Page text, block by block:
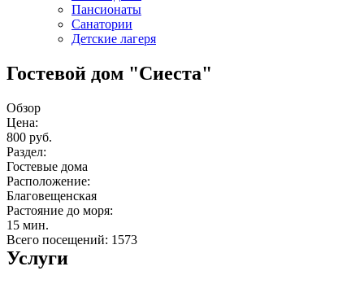
Пансионаты
Санатории
Детские лагеря
Гостевой дом "Сиеста"
Обзор
Цена:
800 руб.
Раздел:
Гостевые дома
Расположение:
Благовещенская
Растояние до моря:
15 мин.
Всего посещений: 1573
Услуги